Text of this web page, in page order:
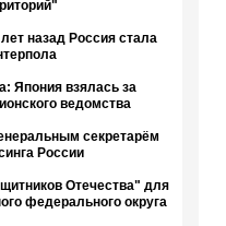
назад Россия стала
Япония взялась за
ведомства
секретарём
России
Отечества" для
федерального округа